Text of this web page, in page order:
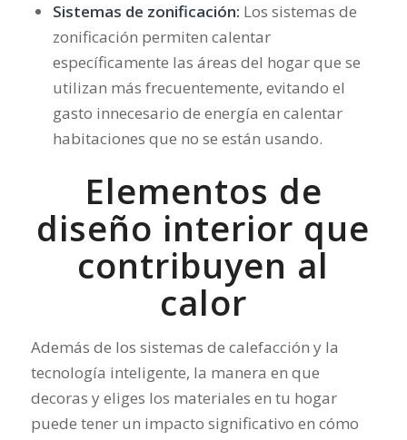
Sistemas de zonificación: Los sistemas de
zonificación permiten calentar
específicamente las áreas del hogar que se
utilizan más frecuentemente, evitando el
gasto innecesario de energía en calentar
habitaciones que no se están usando.
Elementos de
diseño interior que
contribuyen al
calor
Además de los sistemas de calefacción y la
tecnología inteligente, la manera en que
decoras y eliges los materiales en tu hogar
puede tener un impacto significativo en cómo